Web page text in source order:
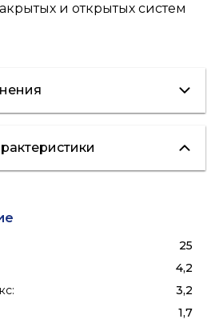
и открытых систем
вентиляция
25
4,2
:
3,2
1,7